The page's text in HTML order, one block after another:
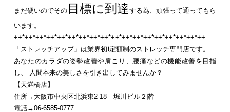
まだ硬いのでその目標に到達する為、頑張って通ってもら
います。
++*++*++*++*++*++*++*++*++*++*++*++*++*++*++*++*++*++
「ストレッチアップ」は業界初❗定額制のストレッチ専門店です。
あなたのカラダの姿勢改善や肩こり、腰痛などの機能改善を目指
し、 人間本来の美しさを引き出してみませんか？
【天満橋店】
住所→大阪市中央区北浜東2-18 堀川ビル２階
電話→06-6585-0777